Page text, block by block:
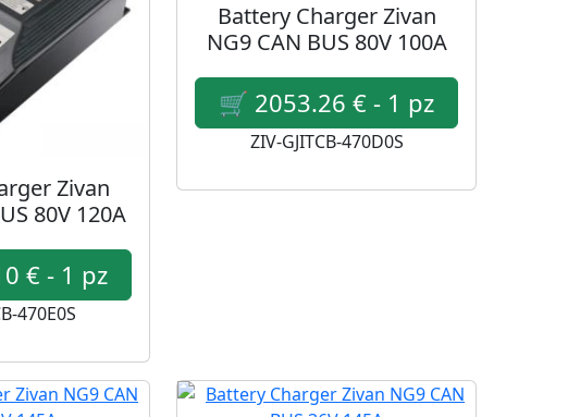
Zivan
80V 120A
470E0S
Battery Charger Zivan
NG9 CAN BUS 80V 100A
ZIV-GJITCB-470D0S